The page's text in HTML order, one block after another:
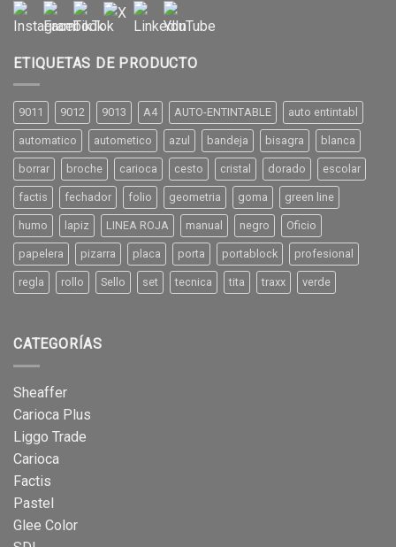
ETIQUETAS DE PRODUCTO
9011 9012 9013 A4 AUTO-ENTINTABLE auto entintabl
automatico autometico azul bandeja bisagra blanca
borrar broche carioca cesto cristal dorado escolar
factis fechador folio geometria goma green line
humo lapiz LINEA ROJA manual negro Oficio
papelera pizarra placa porta portablock profesional
regla rollo Sello set tecnica tita traxx verde
CATEGORÍAS
Sheaffer
Carioca Plus
Liggo Trade
Carioca
Factis
Pastel
Glee Color